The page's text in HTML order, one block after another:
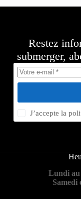
Restez
submerger,
J’accepte la
Lundi
Samedi